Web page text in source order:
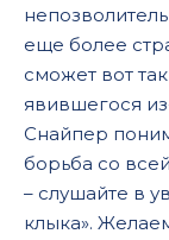
еще более
сможет вот
явившегося
Снайпер
борьба со
– слушайте в
клыка».